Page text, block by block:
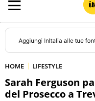
Aggiungi InItalia alle tue
HOME LIFESTYLE
Sarah Ferguson
del Prosecco a